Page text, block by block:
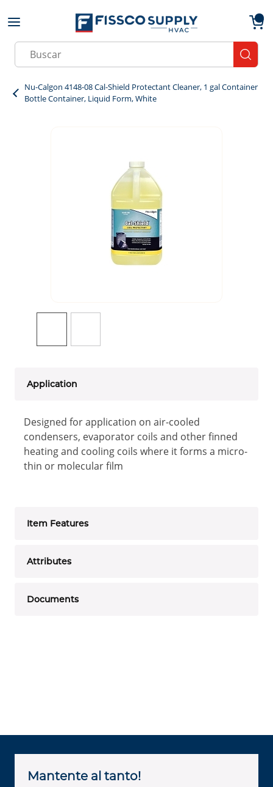
Skip to main content
Site Search
Nu-Calgon 4148-08 Cal-Shield Protectant Cleaner, 1 gal Container
Bottle Container, Liquid Form, White
Application
Designed for application on air-cooled
condensers, evaporator coils and other finned
heating and cooling coils where it forms a micro-
thin or molecular film
Item Features
Attributes
Documents
Mantente al tanto!